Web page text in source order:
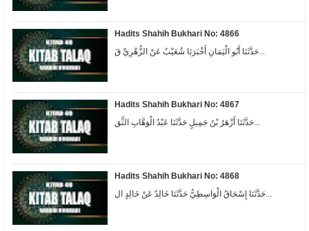
Hadits Shahih Bukhari No: 4866
Hadits Shahih Bukhari No: 4867
حَدَّثَنَا أَزْهَرُ بْنُ جَمِيلٍ حَدَّثَنَا عَبْدُ الْوَهَّابِ الثَّق...
Hadits Shahih Bukhari No: 4868
حَدَّثَنَا إِسْحَاقُ الْوَاسِطِيُّ حَدَّثَنَا خَالِدٌ عَنْ خَالِدٍ ال...